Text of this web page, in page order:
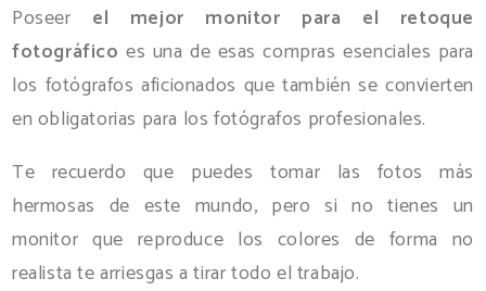
Poseer el mejor monitor para el retoque
fotográficoes una de esas compras esenciales para
los fotógrafos aficionados que también se convierten
en obligatorias para los fotógrafos profesionales.
Te recuerdo que puedes tomar las fotos más
hermosas de este mundo, pero si no tienes un
monitor que reproduce los colores de forma no
realista te arriesgas a tirar todo el trabajo.